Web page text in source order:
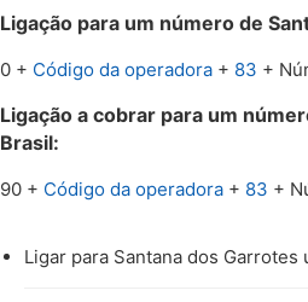
Ligação para um número de
0 + Código da operadora+ 83 +
Ligação a cobrar para um
Brasil:
90 + Código da operadora+ 83 +
Ligar para Santana dos